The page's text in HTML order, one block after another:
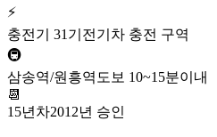
⚡
충전기 31기 전기차 충전 구역
🚇
삼송역/원흥역 도보 10~15분이내
📆
15년차2012년 승인